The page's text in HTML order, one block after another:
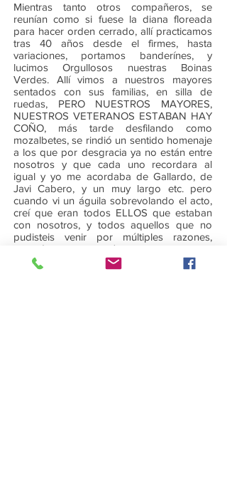
Mientras tanto otros compañeros, se
reunían como si fuese la diana floreada
para hacer orden cerrado, allí practicamos
tras 40 años desde el firmes, hasta
variaciones, portamos banderínes, y
lucimos Orgullosos nuestras Boinas
Verdes. Allí vimos a nuestros mayores
sentados con sus familias, en silla de
ruedas, PERO NUESTROS MAYORES,
NUESTROS VETERANOS ESTABAN HAY
COÑO, más tarde desfilando como
mozalbetes, se rindió un sentido homenaje
a los que por desgracia ya no están entre
nosotros y que cada uno recordara al
igual y yo me acordaba de Gallardo, de
Javi Cabero, y un muy largo etc. pero
cuando vi un águila sobrevolando el acto,
creí que eran todos ELLOS que estaban
con nosotros, y todos aquellos que no
pudisteis venir por múltiples razones,
también estabais ahí con nosotros, este
águila fue adiestrado para la ocasión y no
sabían si serian capaces de tenerla a